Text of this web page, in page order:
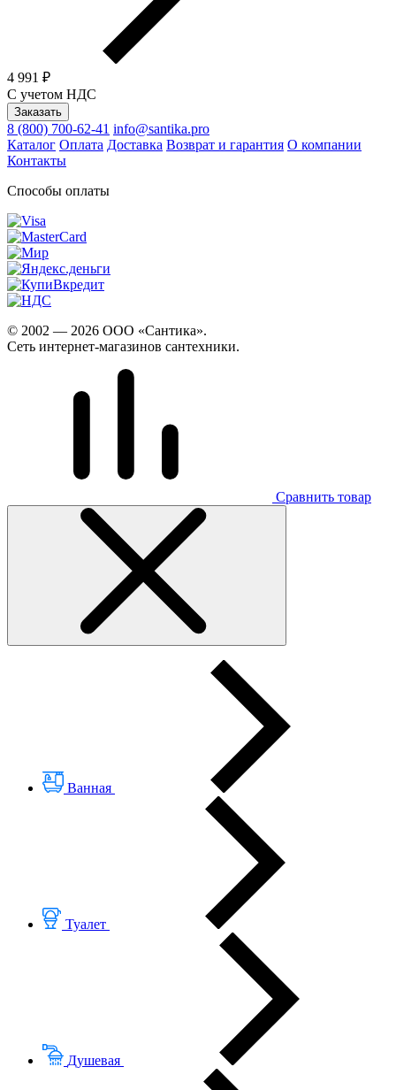
4 991 ₽
С учетом НДС
Заказать
8 (800) 700-62-41 info@santika.pro
Каталог Оплата Доставка Возврат и гарантия О компании
Контакты
Способы оплаты
© 2002 — 2026 ООО «Сантика».
Сеть интернет-магазинов сантехники.
Сравнить товар
Ванная
Туалет
Душевая